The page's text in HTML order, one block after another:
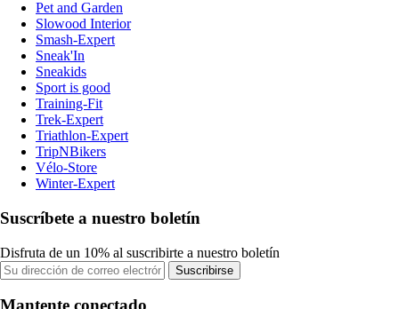
Pet and Garden
Slowood Interior
Smash-Expert
Sneak'In
Sneakids
Sport is good
Training-Fit
Trek-Expert
Triathlon-Expert
TripNBikers
Vélo-Store
Winter-Expert
Suscríbete a nuestro boletín
Disfruta de un 10% al suscribirte a nuestro boletín
Suscribirse